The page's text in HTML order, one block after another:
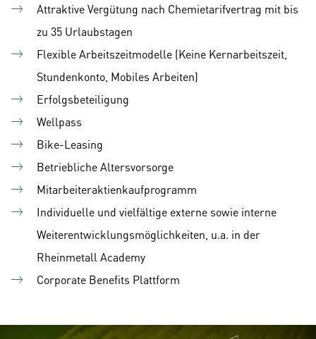
Attraktive Vergütung nach Chemietarifvertrag mit bis
zu 35 Urlaubstagen
Flexible Arbeitszeitmodelle (Keine Kernarbeitszeit,
Stundenkonto, Mobiles Arbeiten)
Erfolgsbeteiligung
Wellpass
Bike-Leasing
Betriebliche Altersvorsorge
Mitarbeiteraktienkaufprogramm
Individuelle und vielfältige externe sowie interne
Weiterentwicklungsmöglichkeiten, u.a. in der
Rheinmetall Academy
Corporate Benefits Plattform